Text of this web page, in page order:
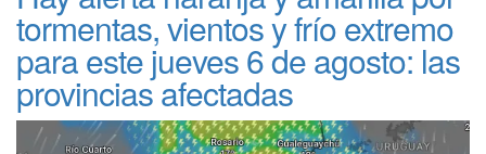
tormentas, vientos y frío extremo
para este jueves 6 de agosto: las
provincias afectadas